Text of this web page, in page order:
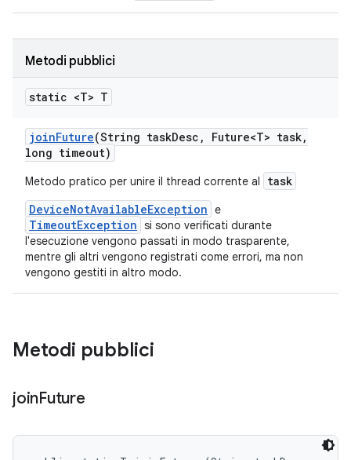
Metodi pubblici
static <T> T
joinFuture(String taskDesc , Future<T> task,
long timeout)
Metodo pratico per unire il thread corrente al
task
DeviceNotAvailableException e
TimeoutException si sono verificati durante
l'esecuzione vengono passati in modo trasparente,
mentre gli altri vengono registrati come errori, ma non
vengono gestiti in altro modo.
Metodi pubblici
joinFuture